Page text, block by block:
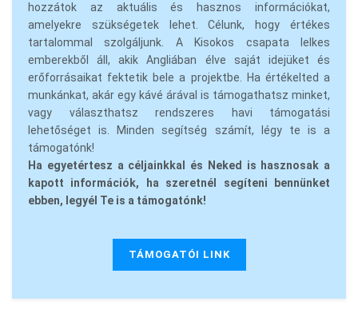
hozzátok az aktuális és hasznos információkat,
amelyekre szükségetek lehet. Célunk, hogy értékes
tartalommal szolgáljunk. A Kisokos csapata lelkes
emberekből áll, akik Angliában élve saját idejüket és
erőforrásaikat fektetik bele a projektbe. Ha értékelted a
munkánkat, akár egy kávé árával is támogathatsz minket,
vagy választhatsz rendszeres havi támogatási
lehetőséget is. Minden segítség számít, légy te is a
támogatónk!
Ha egyetértesz a céljainkkal és Neked is hasznosak a
kapott információk, ha szeretnél segíteni bennünket
ebben, legyél Te is a támogatónk!
TÁMOGATÓI LINK